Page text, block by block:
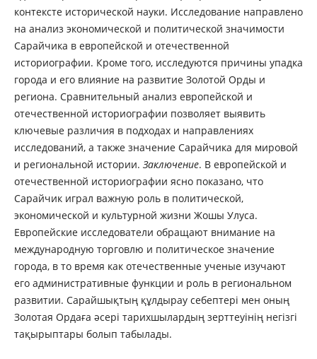
контексте исторической науки. Исследование направлено
на анализ экономической и политической значимости
Сарайчика в европейской и отечественной
историографии. Кроме того, исследуются причины упадка
города и его влияние на развитие Золотой Орды и
региона. Сравнительный анализ европейской и
отечественной историографии позволяет выявить
ключевые различия в подходах и направлениях
исследований, а также значение Сарайчика для мировой
и региональной истории. Заключение. В европейской и
отечественной историографии ясно показано, что
Сарайчик играл важную роль в политической,
экономической и культурной жизни Жошы Улуса.
Европейские исследователи обращают внимание на
международную торговлю и политическое значение
города, в то время как отечественные ученые изучают
его административные функции и роль в региональном
развитии. Сарайшықтың құлдырау себептері мен оның
Золотая Ордаға әсері тарихшылардың зерттеуінің негізгі
тақырыптары болып табылады.